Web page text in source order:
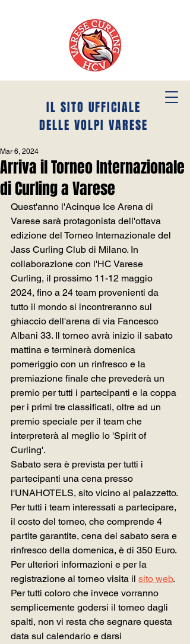
IL SITO UFFICIALE
DELLE VOLPI VARESE
Arriva il Torneo Internazionale
di Curling a Varese
Mar 6, 2024
Quest'anno l'Acinque Ice Arena di
Varese sarà protagonista dell'ottava
edizione del Torneo Internazionale del
Jass Curling Club di Milano. In
collaborazione con l'HC Varese
Curling, il prossimo 11-12 maggio
2024, fino a 24 team provenienti da
tutto il mondo si incontreranno sul
ghiaccio dell'arena di via Fancesco
Albani 33. Il torneo avrà inizio il sabato
mattina e terminerà domenica
pomeriggio con un rinfresco e la
premiazione finale che prevederà un
premio per tutti i partecipanti e la coppa
per i primi tre classificati, oltre ad un
premio speciale per il team che
interpreterà al meglio lo 'Spirit of
Curling'.
Sabato sera è prevista per tutti i
partecipanti una cena presso
l'UNAHOTELS, sito vicino al palazzetto.
Per tutti i team interessati a partecipare,
il costo del torneo, che comprende 4
partite garantite, cena del sabato sera e
rinfresco della domenica, è di 350 Euro.
Per ulteriori informazioni e per la
registrazione al torneo visita il sito web.
Per tutti coloro che invece vorranno
semplicemente godersi il torneo dagli
spalti, non vi resta che segnare questa
data sul calendario e darsi